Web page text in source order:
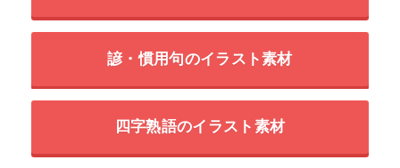
諺・慣用句のイラスト素材
四字熟語のイラスト素材